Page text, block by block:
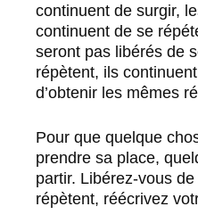
continuent de surgir,
continuent de se
seront pas libérés de
répètent, ils
d’obtenir les mêmes
Pour que quelque
prendre sa place,
partir. Libérez-vous
répètent, réécrivez